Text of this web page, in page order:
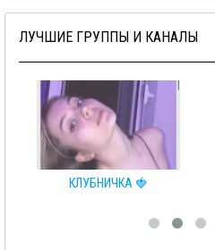
ЛУЧШИЕ ГРУППЫ И КАНАЛЫ
КЛУБНИЧКА 🍓